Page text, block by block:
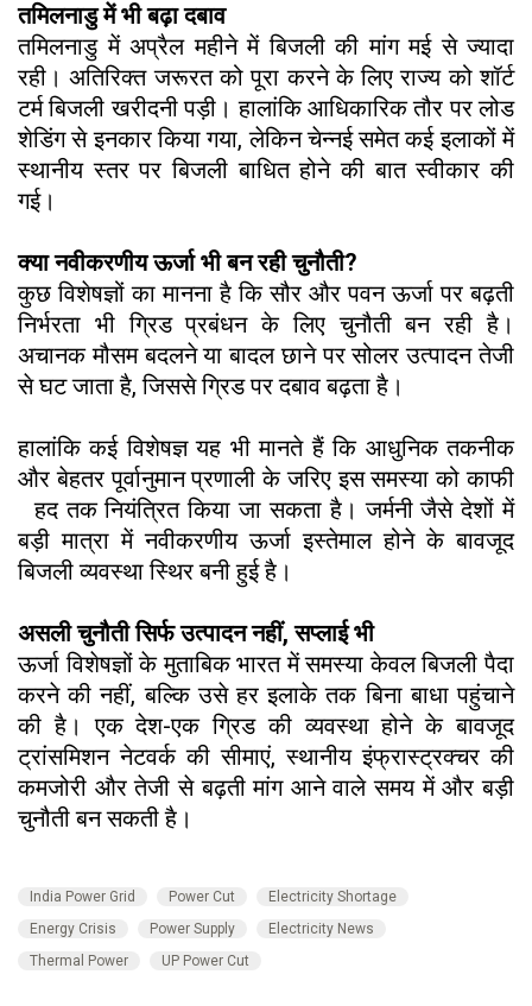
तमिलनाडु में भी बढ़ा दबाव
तमिलनाडु में अप्रैल महीने में बिजली की मांग मई से ज्यादा
रही। अतिरिक्त जरूरत को पूरा करने के लिए राज्य को शॉर्ट
टर्म बिजली खरीदनी पड़ी। हालांकि आधिकारिक तौर पर लोड
शेडिंग से इनकार किया गया, लेकिन चेन्नई समेत कई इलाकों में
स्थानीय स्तर पर बिजली बाधित होने की बात स्वीकार की
गई।
क्या नवीकरणीय ऊर्जा भी बन रही चुनौती?
कुछ विशेषज्ञों का मानना है कि सौर और पवन ऊर्जा पर बढ़ती
निर्भरता भी ग्रिड प्रबंधन के लिए चुनौती बन रही है।
अचानक मौसम बदलने या बादल छाने पर सोलर उत्पादन तेजी
से घट जाता है, जिससे ग्रिड पर दबाव बढ़ता है।
हालांकि कई विशेषज्ञ यह भी मानते हैं कि आधुनिक तकनीक
और बेहतर पूर्वानुमान प्रणाली के जरिए इस समस्या को काफी
हद तक नियंत्रित किया जा सकता है। जर्मनी जैसे देशों में
बड़ी मात्रा में नवीकरणीय ऊर्जा इस्तेमाल होने के बावजूद
बिजली व्यवस्था स्थिर बनी हुई है।
असली चुनौती सिर्फ उत्पादन नहीं, सप्लाई भी
ऊर्जा विशेषज्ञों के मुताबिक भारत में समस्या केवल बिजली पैदा
करने की नहीं, बल्कि उसे हर इलाके तक बिना बाधा पहुंचाने
की है। एक देश-एक ग्रिड की व्यवस्था होने के बावजूद
ट्रांसमिशन नेटवर्क की सीमाएं, स्थानीय इंफ्रास्ट्रक्चर की
कमजोरी और तेजी से बढ़ती मांग आने वाले समय में और बड़ी
चुनौती बन सकती है।
India Power Grid Power Cut
Electricity Shortage
Energy Crisis
Power Supply
Electricity News
Thermal Power
UP Power Cut